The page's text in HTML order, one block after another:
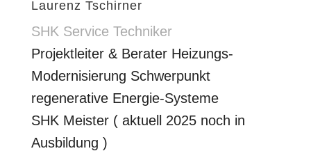
Laurenz Tschirner
SHK Service Techniker
Projektleiter & Berater Heizungs-
Modernisierung Schwerpunkt
regenerative Energie-Systeme
SHK Meister ( aktuell 2025 noch in
Ausbildung )